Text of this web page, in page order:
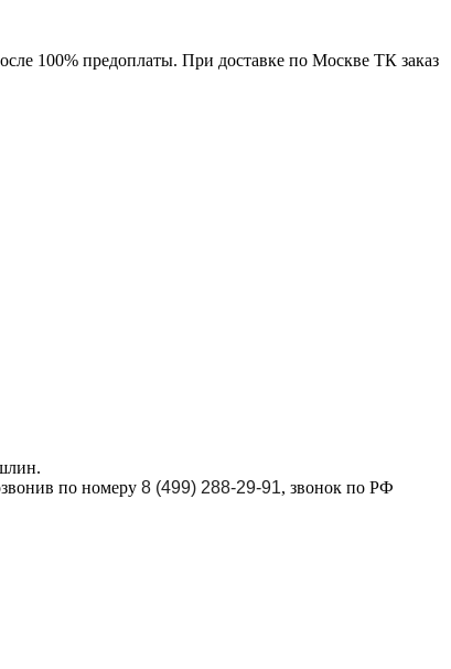
100% предоплаты. При доставке по Москве ТК заказ
по номеру 8 (499) 288-29-91, звонок по РФ